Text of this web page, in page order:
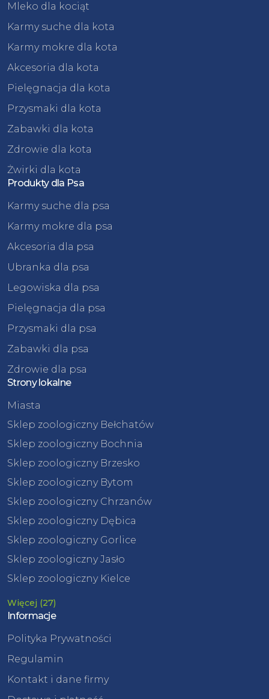
Mleko dla kociąt
Karmy suche dla kota
Karmy mokre dla kota
Akcesoria dla kota
Pielęgnacja dla kota
Przysmaki dla kota
Zabawki dla kota
Zdrowie dla kota
Żwirki dla kota
Produkty dla Psa
Karmy suche dla psa
Karmy mokre dla psa
Akcesoria dla psa
Ubranka dla psa
Legowiska dla psa
Pielęgnacja dla psa
Przysmaki dla psa
Zabawki dla psa
Zdrowie dla psa
Strony lokalne
Miasta
Sklep zoologiczny Bełchatów
Sklep zoologiczny Bochnia
Sklep zoologiczny Brzesko
Sklep zoologiczny Bytom
Sklep zoologiczny Chrzanów
Sklep zoologiczny Dębica
Sklep zoologiczny Gorlice
Sklep zoologiczny Jasło
Sklep zoologiczny Kielce
Więcej (27)
Informacje
Polityka Prywatności
Regulamin
Kontakt i dane firmy